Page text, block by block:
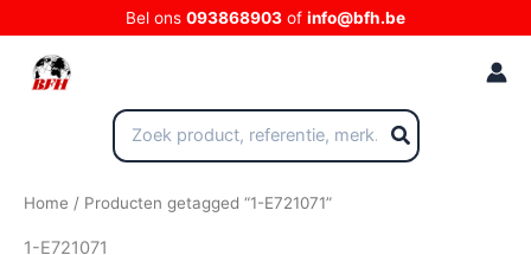
naar
Bel ons 093868903 of info@bfh.be
Zoeken
naar:
Home / Producten getagged “1-E721071”
1-E721071